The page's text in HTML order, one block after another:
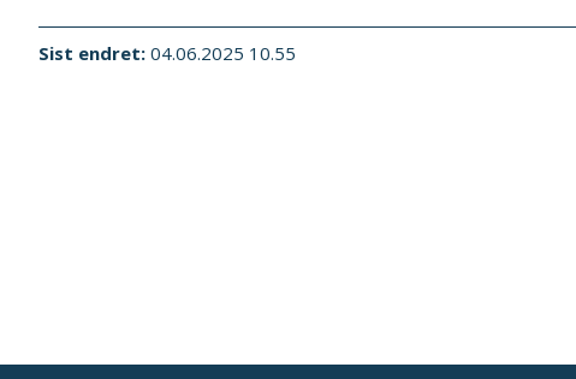
Sist endret 04.06.2025 10.55